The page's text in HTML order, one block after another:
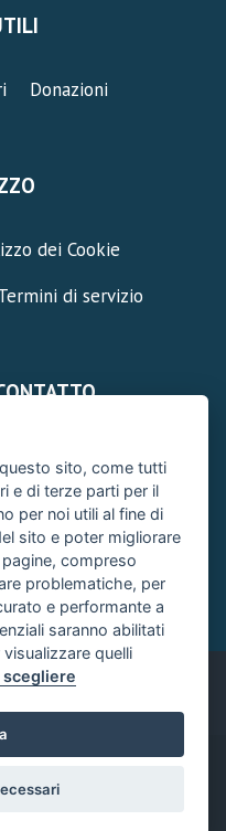
Donazioni
dei Cookie
di servizio
Area Ticket
quì
Add-ons
sito, come tutti
e di terze parti per il
per noi utili al fine di
sito e poter migliorare
compreso
problematiche, per
e performante a
saranno abilitati
quelli
scegliere